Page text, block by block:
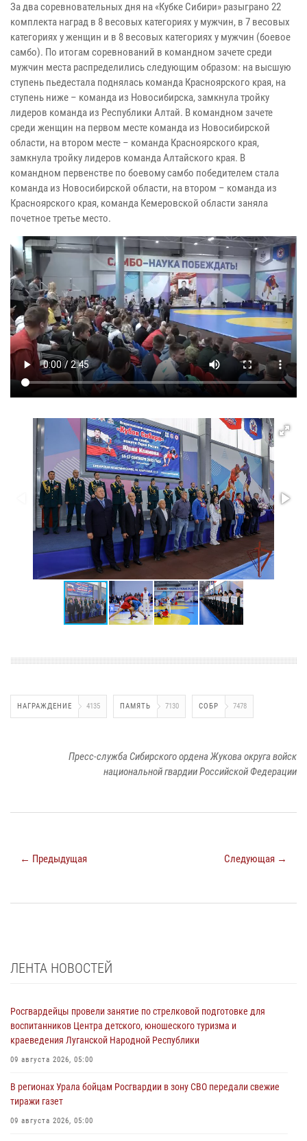
За два соревновательных дня на «Кубке Сибири» разыграно 22
комплекта наград в 8 весовых категориях у мужчин, в 7 весовых
категориях у женщин и в 8 весовых категориях у мужчин (боевое
самбо). По итогам соревнований в командном зачете среди
мужчин места распределились следующим образом: на высшую
ступень пьедестала поднялась команда Красноярского края, на
ступень ниже – команда из Новосибирска, замкнула тройку
лидеров команда из Республики Алтай. В командном зачете
среди женщин на первом месте команда из Новосибирской
области, на втором месте – команда Красноярского края,
замкнула тройку лидеров команда Алтайского края. В
командном первенстве по боевому самбо победителем стала
команда из Новосибирской области, на втором – команда из
Красноярского края, команда Кемеровской области заняла
почетное третье место.
НАГРАЖДЕНИЕ 4135 ПАМЯТЬ 7130 СОБР 7478
Пресс-служба Сибирского ордена Жукова округа войск
национальной гвардии Российской Федерации
← Предыдущая Следующая →
ЛЕНТА НОВОСТЕЙ
Росгвардейцы провели занятие по стрелковой подготовке для
воспитанников Центра детского, юношеского туризма и
краеведения Луганской Народной Республики
09 августа 2026, 05:00
В регионах Урала бойцам Росгвардии в зону СВО передали свежие
тиражи газет
09 августа 2026, 05:00